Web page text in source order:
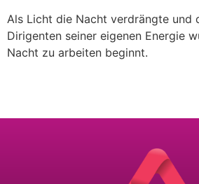
Als Licht die Nacht verdrängte und
Dirigenten seiner eigenen Energie
Nacht zu arbeiten beginnt.